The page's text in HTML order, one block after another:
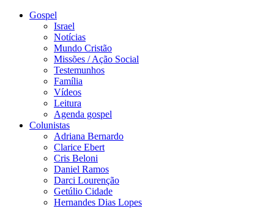
Gospel
Israel
Notícias
Mundo Cristão
Missões / Ação Social
Testemunhos
Família
Vídeos
Leitura
Agenda gospel
Colunistas
Adriana Bernardo
Clarice Ebert
Cris Beloni
Daniel Ramos
Darci Lourenção
Getúlio Cidade
Hernandes Dias Lopes